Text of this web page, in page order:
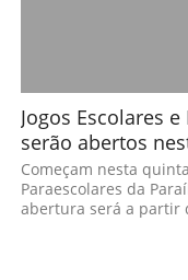
Jogos Escolares
serão abertos
Começam nesta
Paraescolares da
abertura será a partir